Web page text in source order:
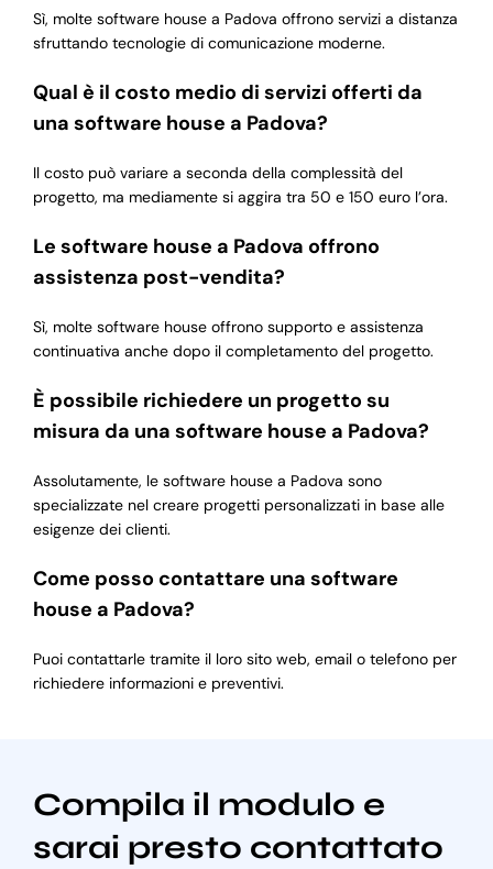
Sì, molte software house a Padova offrono servizi a distanza
sfruttando tecnologie di comunicazione moderne.
Qual è il costo medio di servizi offerti da
una software house a Padova?
Il costo può variare a seconda della complessità del
progetto, ma mediamente si aggira tra 50 e 150 euro l’ora.
Le software house a Padova offrono
assistenza post-vendita?
Sì, molte software house offrono supporto e assistenza
continuativa anche dopo il completamento del progetto.
È possibile richiedere un progetto su
misura da una software house a Padova?
Assolutamente, le software house a Padova sono
specializzate nel creare progetti personalizzati in base alle
esigenze dei clienti.
Come posso contattare una software
house a Padova?
Puoi contattarle tramite il loro sito web, email o telefono per
richiedere informazioni e preventivi.
Compila il modulo e
sarai presto contattato